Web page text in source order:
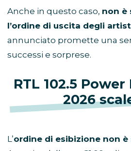
Anche in questo caso, non è
l’ordine di uscita degli
annunciato promette una
successi e sorprese.
RTL 102.5
2026
L’ordine di esibizione non